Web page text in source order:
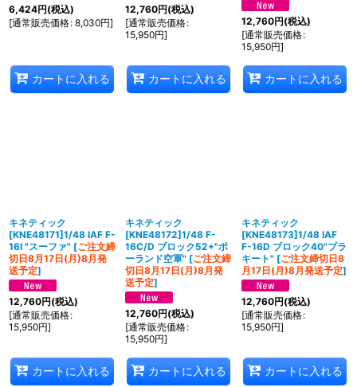
6,424円(税込)
[通常販売価格: 8,030円]
カートに入れる
12,760円(税込)
[通常販売価格:
15,950円]
カートに入れる
12,760円(税込)
[通常販売価格:
15,950円]
カートに入れる
キネティック
[KNE48171]1/48 IAF F-
16I "スーファ" [ご注文締
切日8月17日(月)8月発
送予定]
12,760円(税込)
[通常販売価格:
15,950円]
カートに入れる
キネティック
[KNE48172]1/48 F-
16C/D ブロック52+"ポ
ーランド空軍" [ご注文締
切日8月17日(月)8月発
送予定]
12,760円(税込)
[通常販売価格:
15,950円]
カートに入れる
キネティック
[KNE48173]1/48 IAF
F-16D ブロック40"ブラ
キート" [ご注文締切日8
月17日(月)8月発送予定]
12,760円(税込)
[通常販売価格:
15,950円]
カートに入れる